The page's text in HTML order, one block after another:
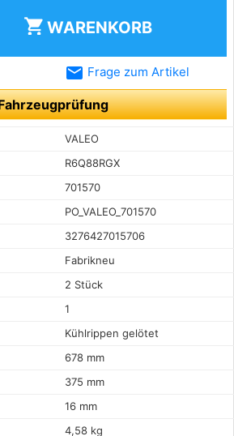
shopping_cart WARENKORB
email Frage zum Artikel
VALEO
R6Q88RGX
701570
PO_VALEO_701570
3276427015706
Fabrikneu
2 Stück
1
Kühlrippen gelötet
678 mm
375 mm
16 mm
4,58 kg